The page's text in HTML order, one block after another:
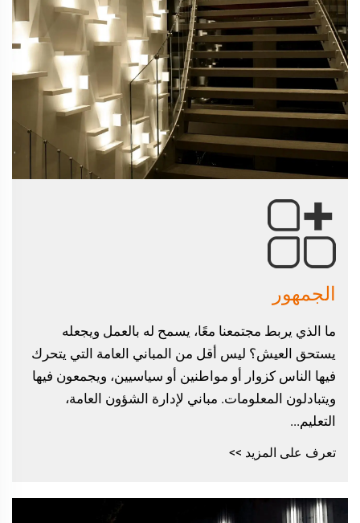
الجمهور
ما الذي يربط مجتمعنا معًا، يسمح له بالعمل ويجعله
يستحق العيش؟ ليس أقل من المباني العامة التي يتحرك
فيها الناس كزوار أو مواطنين أو سياسيين، ويجمعون فيها
ويتبادلون المعلومات. مباني لإدارة الشؤون العامة،
التعليم...
تعرف على المزيد >>